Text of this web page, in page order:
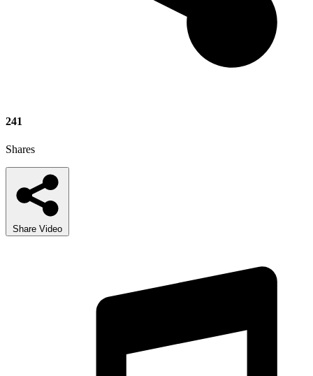
241
Shares
Share Video